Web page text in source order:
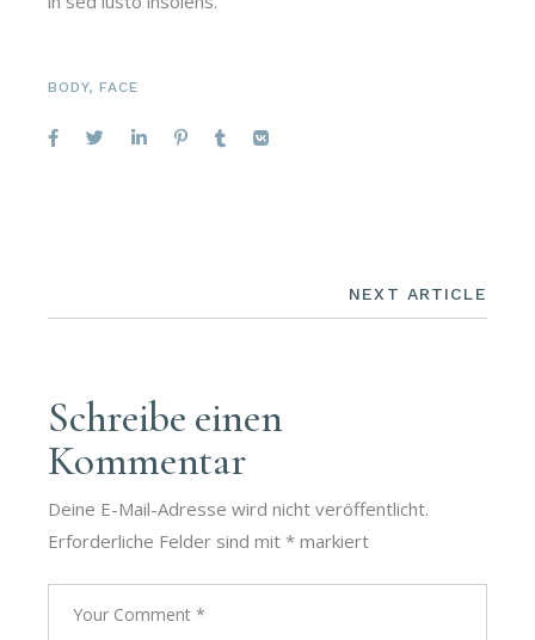
BODY,FACE
NEXT ARTICLE
Schreibe einen
Kommentar
Deine E-Mail-Adresse wird nicht veröffentlicht.
Erforderliche Felder sind mit* markiert